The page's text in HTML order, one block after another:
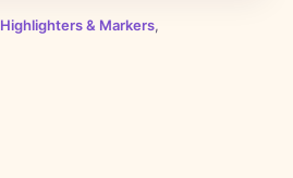
Highlighters & Markers,